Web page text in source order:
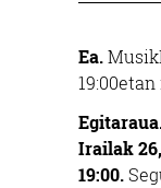
Ea.
Irailak
19:00.